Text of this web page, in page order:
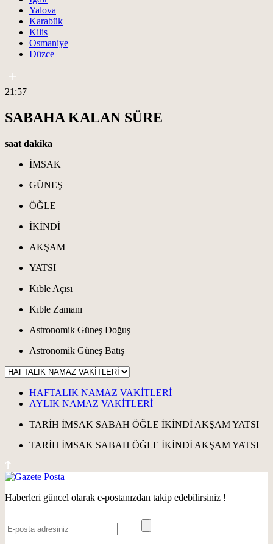
Yalova
Karabük
Kilis
Osmaniye
Düzce
21:57
SABAHA KALAN SÜRE
saat dakika
İMSAK
GÜNEŞ
ÖĞLE
İKİNDİ
AKŞAM
YATSI
Kıble Açısı
Kıble Zamanı
Astronomik Güneş Doğuş
Astronomik Güneş Batış
HAFTALIK NAMAZ VAKİTLERİ
AYLIK NAMAZ VAKİTLERİ
TARİH İMSAK SABAH ÖĞLE İKİNDİ AKŞAMYATSI
TARİH İMSAK SABAH ÖĞLE İKİNDİ AKŞAMYATSI
Haberleri güncel olarak e-postanızdan takip edebilirsiniz !